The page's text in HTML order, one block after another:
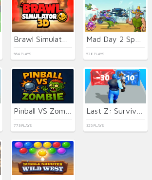
564 PLAYS 578 PLAYS
773 PLAYS
Last Z: Survival Shooter
325 PLAYS